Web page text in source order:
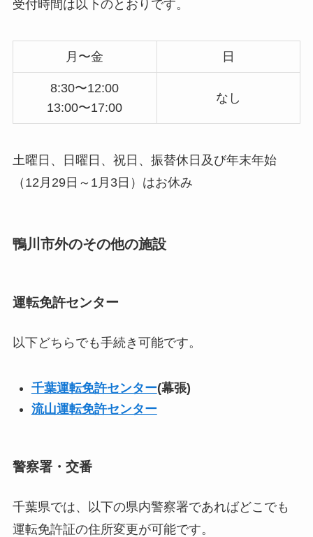
受付時間は以下のとおりです。
月〜金 日
8:30〜12:00
13:00〜17:00
なし
土曜日、日曜日、祝日、振替休日及び年末年始
（12月29日～1月3日）はお休み
鴨川市外のその他の施設
運転免許センター
以下どちらでも手続き可能です。
千葉運転免許センター(幕張)
流山運転免許センター
警察署・交番
千葉県では、以下の県内警察署であればどこでも
運転免許証の住所変更が可能です。